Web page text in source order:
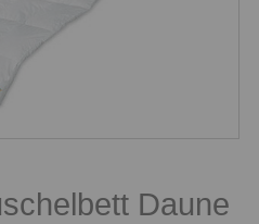
Daune